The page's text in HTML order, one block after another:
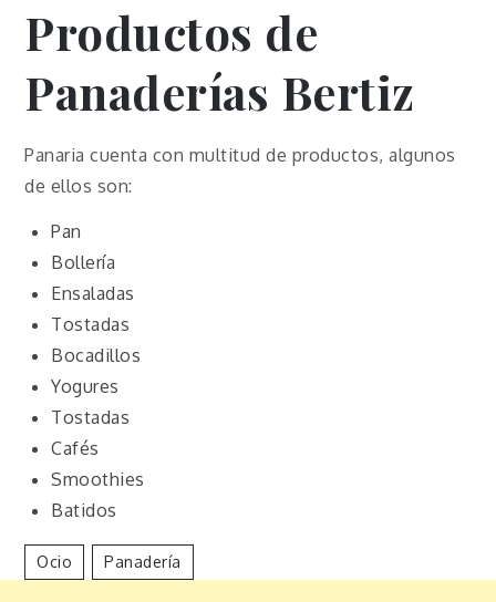
Productos de
Panaderías Bertiz
Panaria cuenta con multitud de productos, algunos
de ellos son:
Pan
Bollería
Ensaladas
Tostadas
Bocadillos
Yogures
Tostadas
Cafés
Smoothies
Batidos
Ocio Panadería